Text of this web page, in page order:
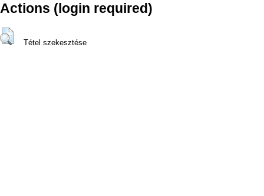
Actions (login required)
Tétel szekesztése